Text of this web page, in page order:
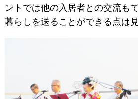
ントでは他の入居者との交流も
暮らしを送ることができる点は見